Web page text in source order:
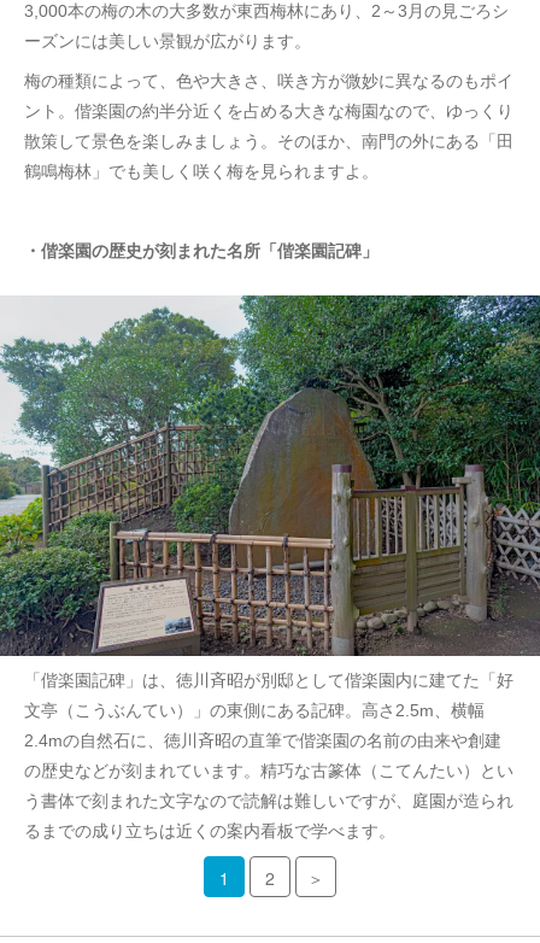
3,000本の梅の木の大多数が東西梅林にあり、2～3月の見ごろシ
ーズンには美しい景観が広がります。
梅の種類によって、色や大きさ、咲き方が微妙に異なるのもポイ
ント。偕楽園の約半分近くを占める大きな梅園なので、ゆっくり
散策して景色を楽しみましょう。そのほか、南門の外にある「田
鶴鳴梅林」でも美しく咲く梅を見られますよ。
・偕楽園の歴史が刻まれた名所「偕楽園記碑」
「偕楽園記碑」は、徳川斉昭が別邸として偕楽園内に建てた「好
文亭（こうぶんてい）」の東側にある記碑。高さ2.5m、横幅
2.4mの自然石に、徳川斉昭の直筆で偕楽園の名前の由来や創建
の歴史などが刻まれています。精巧な古篆体（こてんたい）とい
う書体で刻まれた文字なので読解は難しいですが、庭園が造られ
るまでの成り立ちは近くの案内看板で学べます。
1 2 ＞